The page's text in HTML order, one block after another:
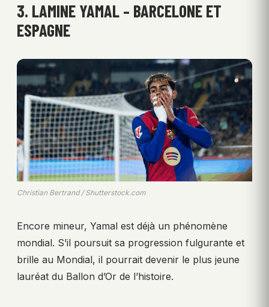
3. LAMINE YAMAL – BARCELONE ET
ESPAGNE
Christian Bertrand / Shutterstock.com
Encore mineur, Yamal est déjà un phénomène
mondial. S’il poursuit sa progression fulgurante et
brille au Mondial, il pourrait devenir le plus jeune
lauréat du Ballon d’Or de l’histoire.